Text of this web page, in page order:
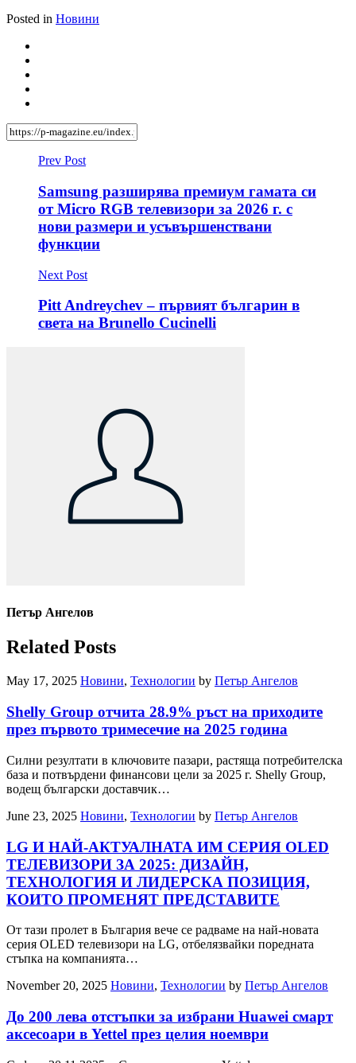
Posted in Новини
Prev Post
Samsung разширява премиум гамата си
от Micro RGB телевизори за 2026 г. с
нови размери и усъвършенствани
функции
Next Post
Pitt Andreychev – първият българин в
света на Brunello Cucinelli
Петър Ангелов
Related Posts
May 17, 2025 Новини, Технологии by Петър Ангелов
Shelly Group отчита 28.9% ръст на приходите
през първото тримесечие на 2025 година
Силни резултати в ключовите пазари, растяща потребителска
база и потвърдени финансови цели за 2025 г. Shelly Group,
водещ български доставчик…
June 23, 2025 Новини, Технологии by Петър Ангелов
LG И НАЙ-АКТУАЛНАТА ИМ СЕРИЯ OLED
ТЕЛЕВИЗОРИ ЗА 2025: ДИЗАЙН,
ТЕХНОЛОГИЯ И ЛИДЕРСКА ПОЗИЦИЯ,
КОИТО ПРОМЕНЯТ ПРЕДСТАВИТЕ
От тази пролет в България вече се радваме на най-новата
серия OLED телевизори на LG, отбелязвайки поредната
стъпка на компанията…
November 20, 2025 Новини, Технологии by Петър Ангелов
До 200 лева отстъпки за избрани Huawei смарт
аксесоари в Yettel през целия ноември